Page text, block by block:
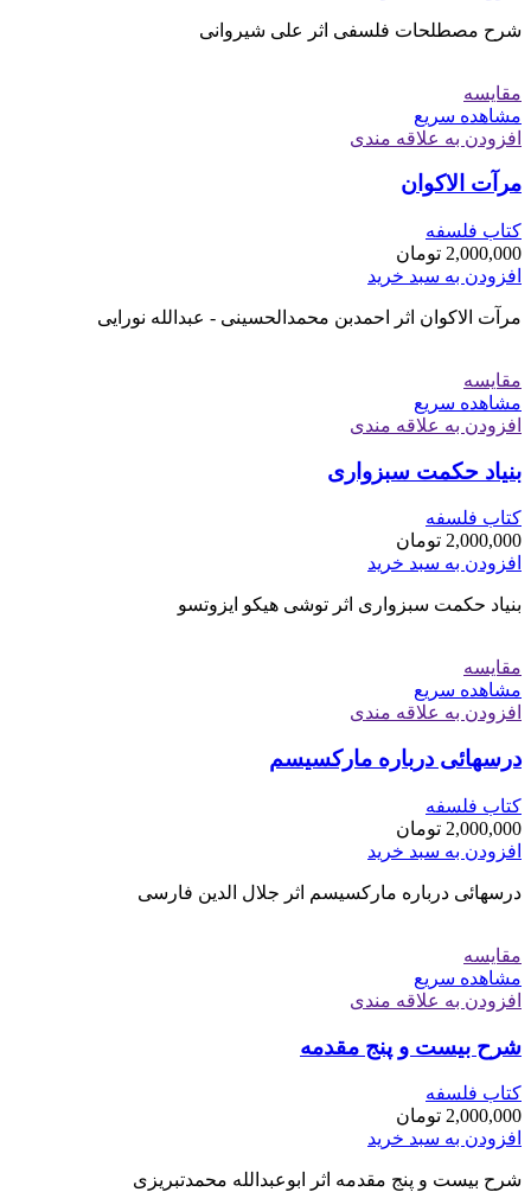
شرح مصطلحات فلسفی اثر علی شیروانی
مقایسه
مشاهده سریع
افزودن به علاقه مندی
مرآت الاکوان
کتاب فلسفه
2,000,000 تومان
افزودن به سبد خرید
مرآت الاکوان اثر احمدبن محمدالحسینی - عبدالله نورایی
مقایسه
مشاهده سریع
افزودن به علاقه مندی
بنیاد حکمت سبزواری
کتاب فلسفه
2,000,000 تومان
افزودن به سبد خرید
بنیاد حکمت سبزواری اثر توشی هیکو ایزوتسو
مقایسه
مشاهده سریع
افزودن به علاقه مندی
درسهائی درباره مارکسیسم
کتاب فلسفه
2,000,000 تومان
افزودن به سبد خرید
درسهائی درباره مارکسیسم اثر جلال الدین فارسی
مقایسه
مشاهده سریع
افزودن به علاقه مندی
شرح بیست و پنج مقدمه
کتاب فلسفه
2,000,000 تومان
افزودن به سبد خرید
شرح بیست و پنج مقدمه اثر ابوعبدالله محمدتبریزی